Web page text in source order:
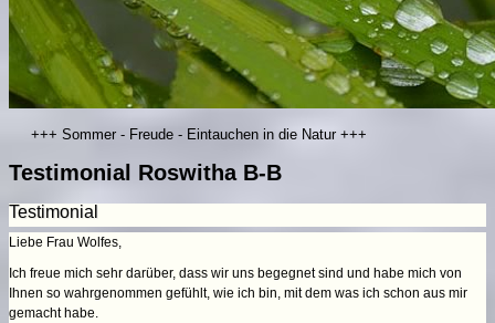
+++ Sommer - Freude - Eintauchen in die Natur +++
Testimonial Roswitha B-B
Testimonial
Liebe Frau Wolfes,
Ich freue mich sehr darüber, dass wir uns begegnet sind und habe mich von
Ihnen so wahrgenommen gefühlt, wie ich bin, mit dem was ich schon aus mir
gemacht habe.